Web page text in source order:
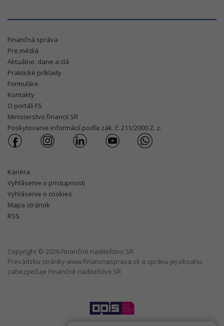
Finančná správa
Pre médiá
Aktuálne: dane a clá
Praktické príklady
Formuláre
Kontakty
O portáli FS
Ministerstvo financií SR
Poskytovanie informácií podľa zák. č. 211/2000 Z. z.
Kariéra
Vyhlásenie o prístupnosti
Vyhlásenie o cookies
Mapa stránok
RSS
Copyright © 2026 Finančné riaditeľstvo SR
Prevádzku stránky www.financnasprava.sk a správu jej obsahu
zabezpečuje Finančné riaditeľstvo SR